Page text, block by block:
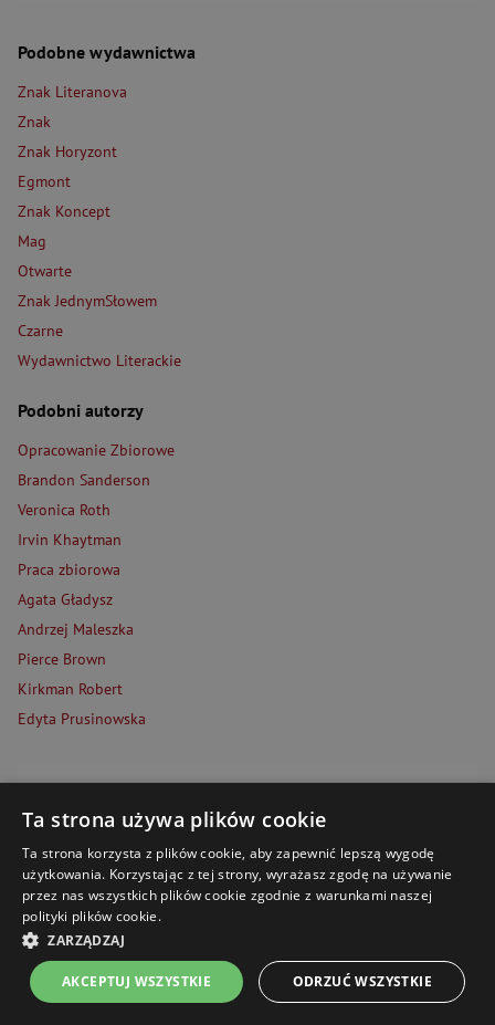
Podobne wydawnictwa
Znak Literanova
Znak
Znak Horyzont
Egmont
Znak Koncept
Mag
Otwarte
Znak JednymSłowem
Czarne
Wydawnictwo Literackie
Podobni autorzy
Opracowanie Zbiorowe
Brandon Sanderson
Veronica Roth
Irvin Khaytman
Praca zbiorowa
Agata Gładysz
Andrzej Maleszka
Pierce Brown
Kirkman Robert
Edyta Prusinowska
DARMOWA DOSTAWA
Odkrywaj najlepsze książki, wyjątkowe promocje i
niepowtarzalne okazje.
*Kod jednorazowego użycia przy minimalnej wartości koszyka 69 zł.
Ta strona używa plików cookie
Ta strona korzysta z plików cookie, aby zapewnić lepszą wygodę
użytkowania. Korzystając z tej strony, wyrażasz zgodę na używanie
przez nas wszystkich plików cookie zgodnie z warunkami naszej
polityki plików cookie.
ZARZĄDZAJ
AKCEPTUJ WSZYSTKIE ODRZUĆ WSZYSTKIE